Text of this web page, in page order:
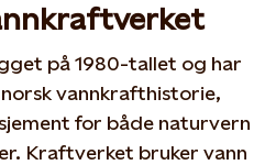
på 1980-tallet og har
norsk vannkrafthistorie,
for både naturvern
Kraftverket bruker vann